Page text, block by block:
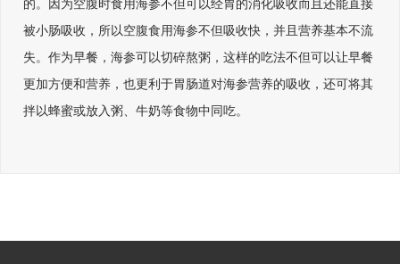
的。因为空腹时食用海参不但可以经胃的消化吸收而且还能直接
被小肠吸收，所以空腹食用海参不但吸收快，并且营养基本不流
失。作为早餐，海参可以切碎熬粥，这样的吃法不但可以让早餐
更加方便和营养，也更利于胃肠道对海参营养的吸收，还可将其
拌以蜂蜜或放入粥、牛奶等食物中同吃。